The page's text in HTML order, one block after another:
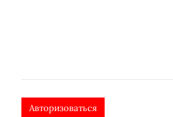
Авторизоваться